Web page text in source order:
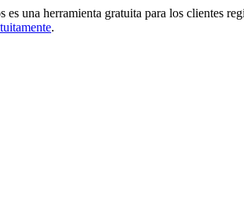
es una herramienta gratuita para los clientes
.